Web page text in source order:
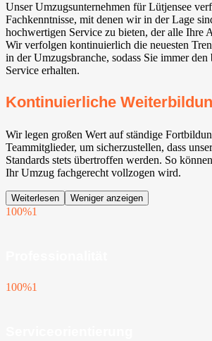
Unser Umzugsunternehmen für Lütjensee
Fachkenntnisse, mit denen wir in der Lage
hochwertigen Service zu bieten, der alle Ihre
Wir verfolgen kontinuierlich die neuesten
in der Umzugsbranche, sodass Sie immer den
Service erhalten.
Kontinuierliche
Wir legen großen Wert auf ständige
Teammitglieder, um sicherzustellen, dass
Standards stets übertroffen werden. So
Ihr Umzug fachgerecht vollzogen wird.
Weiterlesen Weniger anzeigen
100%1
100%1